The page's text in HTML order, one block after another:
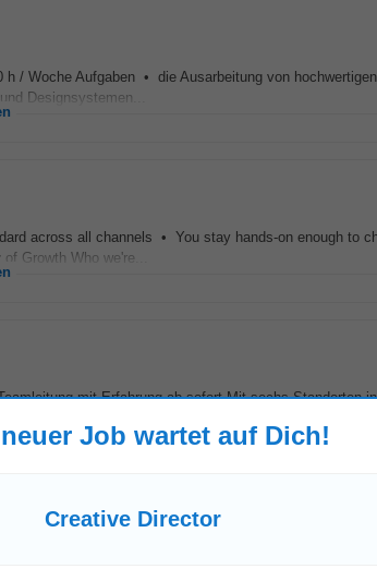
h / Woche Aufgaben • die Ausarbeitung von hochwertigen
Designsystemen...
across all channels • You stay hands-on enough to
of Growth Who we're...
mit Erfahrung ab sofort Mit sechs Standorten
Job wartet auf Dich!
Creative Director